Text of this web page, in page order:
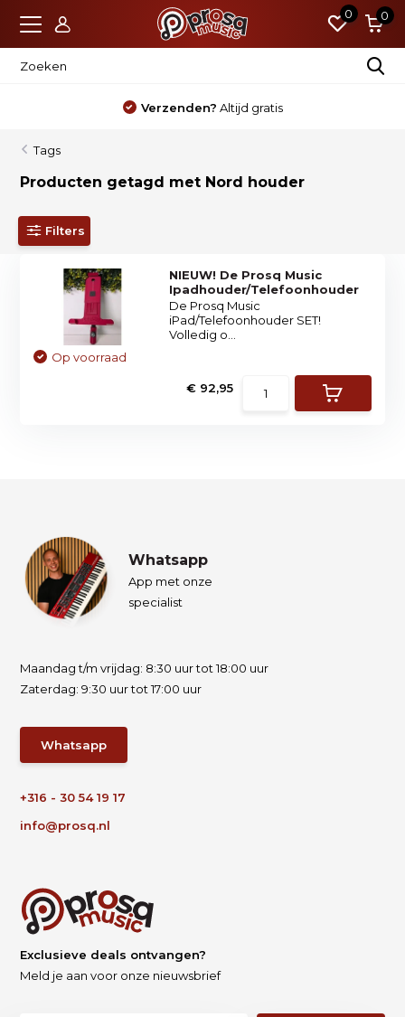
0 0
Verzenden? Altijd gratis
Tags
Producten getagd met Nord houder
Filters
NIEUW! De Prosq Music
Ipadhouder/Telefoonhouder
De Prosq Music
iPad/Telefoonhouder SET!
Volledig o...
Op voorraad
€ 92,95
Whatsapp
App met onze
specialist
Maandag t/m vrijdag: 8:30 uur tot 18:00 uur
Zaterdag: 9:30 uur tot 17:00 uur
Whatsapp
+316 - 30 54 19 17
info@prosq.nl
Exclusieve deals ontvangen?
Meld je aan voor onze nieuwsbrief